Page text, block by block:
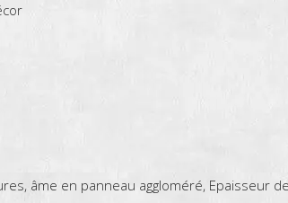
âme en panneau aggloméré, Epaisseur